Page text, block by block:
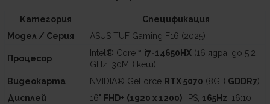
Категория
Спецификация
Модел / Серия
ASUS TUF Gaming F16 (2025)
Процесор
Intel® Core™ i7-14650HX (16 ядра, до 5.2
GHz, 30MB кеш)
Видеокарта
NVIDIA® GeForce RTX 5070 (8GB GDDR7)
Дисплей
16" FHD+ (1920 x 1200), IPS,165Hz, 16:10